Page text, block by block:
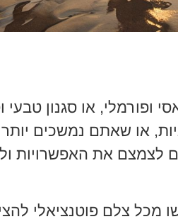
ופורמלי, או סגנון טבעי
או שאתם נמשכים
לצמצם את האפשרויות
מכל צלם פוטנציאלי